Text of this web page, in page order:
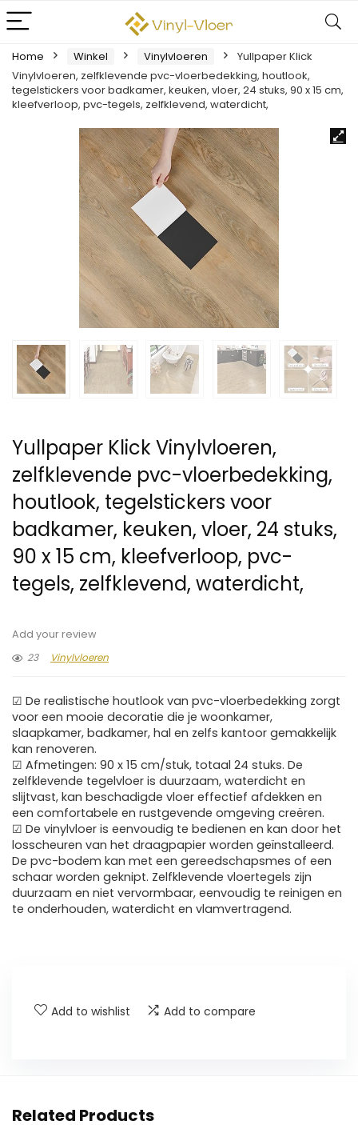
Home Winkel Vinylvloeren
Yullpaper Klick
Vinylvloeren, zelfklevende pvc-vloerbedekking, houtlook,
tegelstickers voor badkamer, keuken, vloer, 24 stuks, 90 x 15 cm,
kleefverloop, pvc-tegels, zelfklevend, waterdicht,
Yullpaper Klick Vinylvloeren,
zelfklevende pvc-vloerbedekking,
houtlook, tegelstickers voor
badkamer, keuken, vloer, 24 stuks,
90 x 15 cm, kleefverloop, pvc-
tegels, zelfklevend, waterdicht,
Add your review
23
Vinylvloeren
☑ De realistische houtlook van pvc-vloerbedekking zorgt
voor een mooie decoratie die je woonkamer,
slaapkamer, badkamer, hal en zelfs kantoor gemakkelijk
kan renoveren.
☑ Afmetingen: 90 x 15 cm/stuk, totaal 24 stuks. De
zelfklevende tegelvloer is duurzaam, waterdicht en
slijtvast, kan beschadigde vloer effectief afdekken en
een comfortabele en rustgevende omgeving creëren.
☑ De vinylvloer is eenvoudig te bedienen en kan door het
losscheuren van het draagpapier worden geïnstalleerd.
De pvc-bodem kan met een gereedschapsmes of een
schaar worden geknipt. Zelfklevende vloertegels zijn
duurzaam en niet vervormbaar, eenvoudig te reinigen en
te onderhouden, waterdicht en vlamvertragend.
Add to wishlist Add to compare
Related Products